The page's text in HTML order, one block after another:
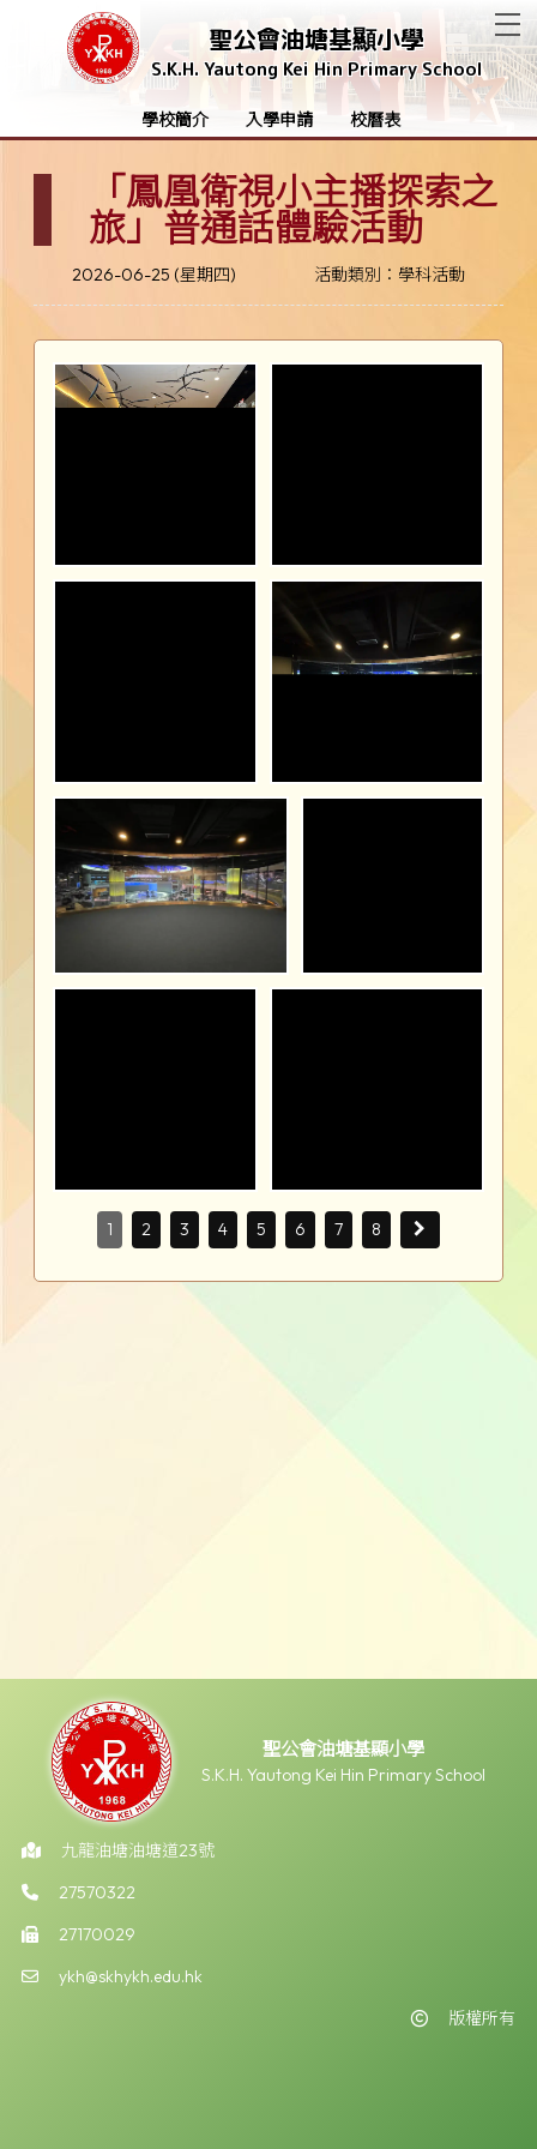
聖公會油塘基顯小學
S.K.H. Yautong Kei Hin Primary School
學校簡介 入學申請 校曆表
「鳳凰衛視小主播探索之
旅」普通話體驗活動
2026-06-25 (星期四) 活動類別：學科活動
1 2 3 4 5 6 7 8
聖公會油塘基顯小學
S.K.H. Yautong Kei Hin Primary School
九龍油塘油塘道23號
27570322
27170029
ykh@skhykh.edu.hk
版權所有